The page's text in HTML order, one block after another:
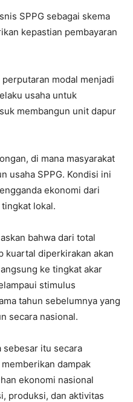
SPPG sebagai skema
kepastian pembayaran
modal menjadi
usaha untuk
membangun unit dapur
di mana masyarakat
usaha SPPG. Kondisi ini
ekonomi dari
lokal.
bahwa dari total
kuartal diperkirakan akan
ke tingkat akar
stimulus
tahun sebelumnya yang
secara nasional.
sebesar itu secara
dampak
ekonomi nasional
produksi, dan aktivitas